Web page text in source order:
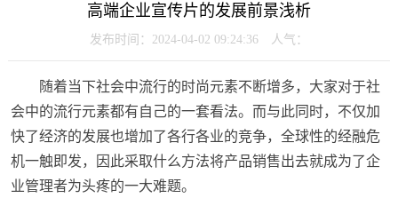
高端企业宣传片的发展前景浅析
发布时间：2024-04-02 09:24:36 人气：
随着当下社会中流行的时尚元素不断增多，大家对于社
会中的流行元素都有自己的一套看法。而与此同时，不仅加
快了经济的发展也增加了各行各业的竞争，全球性的经融危
机一触即发，因此采取什么方法将产品销售出去就成为了企
业管理者为头疼的一大难题。